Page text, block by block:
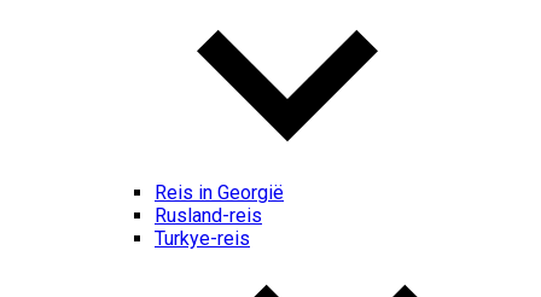
Reis in Georgië
Rusland-reis
Turkye-reis